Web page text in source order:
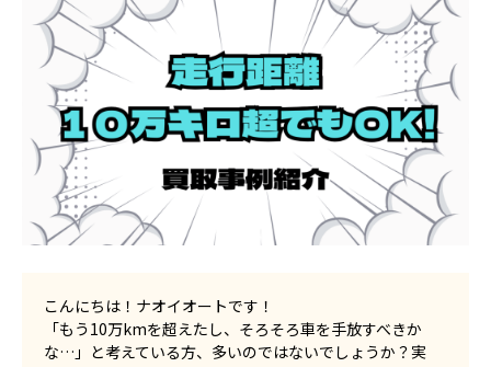
こんにちは！ナオイオートです！
「もう10万kmを超えたし、そろそろ車を手放すべきか
な…」と考えている方、多いのではないでしょうか？実